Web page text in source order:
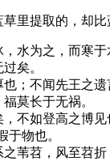
里提取的，却
为之，而寒于
矣。
不闻先王之遗
莫长于无祸。
如登高之博见
物也。
苕，风至苕折